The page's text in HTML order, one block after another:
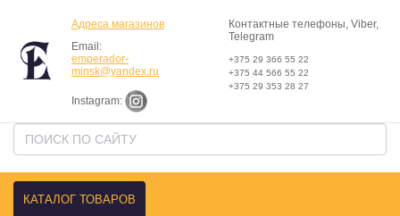
Адреса магазинов
Email:
emperador-
minsk@yandex.ru
Instagram:
Контактные телефоны, Viber,
Telegram
+375 29 366 55 22
+375 44 566 55 22
+375 29 353 28 27
КАТАЛОГ ТОВАРОВ